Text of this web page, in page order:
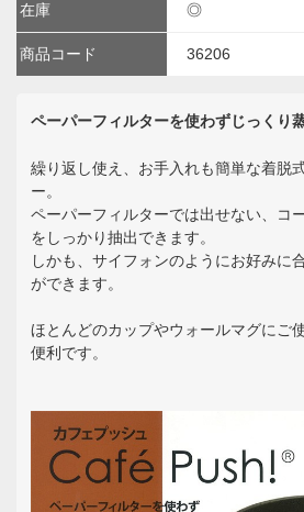
在庫 ◎
商品コード 36206
ペーパーフィルターを使わずじっくり
繰り返し使え、お手入れも簡単な着脱
ー。
ペーパーフィルターでは出せない、コ
をしっかり抽出できます。
しかも、サイフォンのようにお好みに
ができます。
ほとんどのカップやウォールマグにご
便利です。